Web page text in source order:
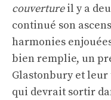
couvertureil y a
continué son
harmonies
bien remplie, un
Glastonbury et
qui devrait sortir